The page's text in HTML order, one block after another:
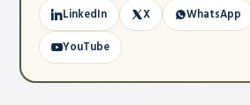
LinkedIn X WhatsApp
YouTube